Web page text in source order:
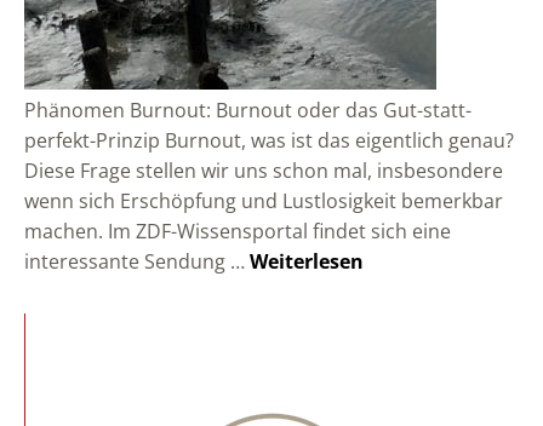
Phänomen Burnout: Burnout oder das Gut-statt-
perfekt-Prinzip Burnout, was ist das eigentlich genau?
Diese Frage stellen wir uns schon mal, insbesondere
wenn sich Erschöpfung und Lustlosigkeit bemerkbar
machen. Im ZDF-Wissensportal findet sich eine
interessante Sendung …Weiterlesen